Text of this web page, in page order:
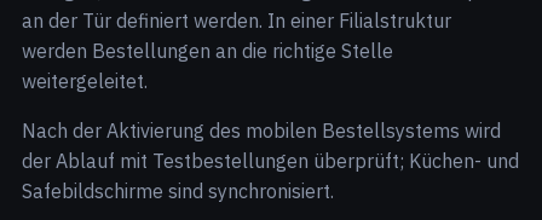
an der Tür definiert werden. In einer Filialstruktur
werden Bestellungen an die richtige Stelle
weitergeleitet.
Nach der Aktivierung des mobilen Bestellsystems wird
der Ablauf mit Testbestellungen überprüft; Küchen- und
Safebildschirme sind synchronisiert.